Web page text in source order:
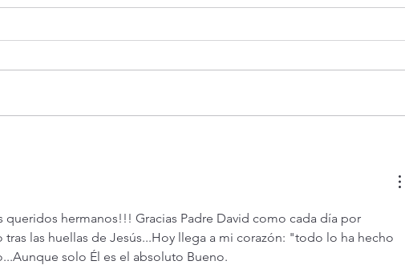
queridos hermanos!!! Gracias Padre David como cada día por
tras las huellas de Jesús...Hoy llega a mi corazón: "todo lo ha hecho
solo Él es el absoluto Bueno.